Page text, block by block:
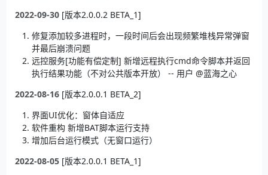
2022-09-30[版本2.0.0.2 BETA_1]
修复添加较多进程时，一段时间后会出现频繁堆栈异常弹窗
并最后崩溃问题
远控服务[功能有偿定制] 新增远程执行cmd命令脚本并返回
执行结果功能（不对公共版本开放） -- 用户 @蓝海之心
2022-08-16[版本2.0.0.1 BETA_2]
界面UI优化：窗体自适应
软件重构 新增BAT脚本运行支持
增加后台运行模式（无窗口运行）
2022-08-05[版本2.0.0.1 BETA_1]